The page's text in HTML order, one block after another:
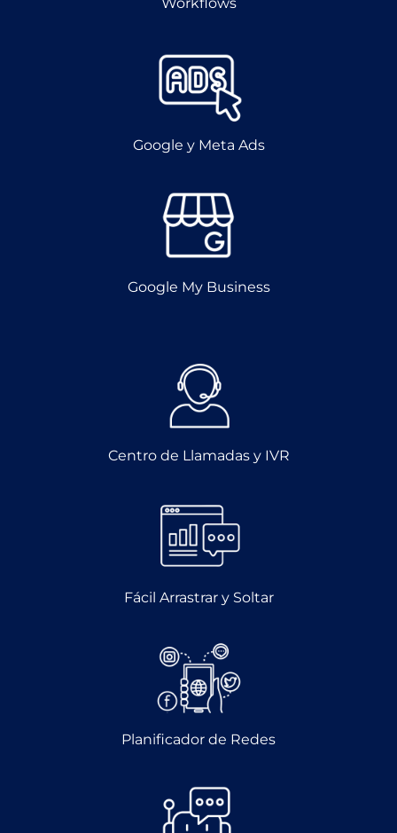
Google y Meta Ads
Google My Business
Centro de Llamadas y IVR
Fácil Arrastrar y Soltar
Planificador de Redes